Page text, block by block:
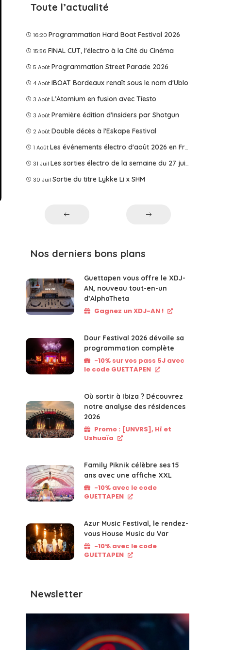
Toute l’actualité
16:20 Programmation Hard Boat Festival 2026
15:56 FINAL CUT, l'électro à la Cité du Cinéma
5 Août Programmation Street Parade 2026
4 Août IBOAT Bordeaux renaît sous le nom d'Ublo
3 Août L’Atomium en fusion avec Tîesto
3 Août Première édition d'Insiders par Shotgun
2 Août Double décès à l'Eskape Festival
1 Août Les événements électro d'août 2026 en France
31 Juil Les sorties électro de la semaine du 27 juillet 2026
30 Juil Sortie du titre Lykke Li x SHM
Nos derniers bons plans
Guettapen vous offre le XDJ-
AN, nouveau tout-en-un
d’AlphaTheta
Gagnez un XDJ-AN !
Dour Festival 2026 dévoile sa
programmation complète
-10% sur vos pass 5J avec
le code GUETTAPEN
Où sortir à Ibiza ? Découvrez
notre analyse des résidences
2026
Promo : [UNVRS], Hï et
Ushuaïa
Family Piknik célèbre ses 15
ans avec une affiche XXL
-10% avec le code
GUETTAPEN
Azur Music Festival, le rendez-
vous House Music du Var
-10% avec le code
GUETTAPEN
Newsletter